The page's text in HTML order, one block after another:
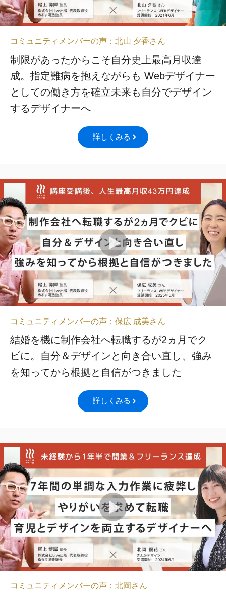
コミュニティメンバーの声：北山 夕香さん
制限があったからこそ自分史上最高月収達
成。指定難病を抱えながらも Webデザイナー
としての働き方を確立未来も自分でデザイン
するデザイナーへ
詳しくみる
コミュニティメンバーの声：保広 成美さん
結婚を機に制作会社へ転職するが2ヵ月でク
ビに。自分＆デザインと向き合い直し、強み
を知ってから根拠と自信がつきました
詳しくみる
コミュニティメンバーの声：北岡さん